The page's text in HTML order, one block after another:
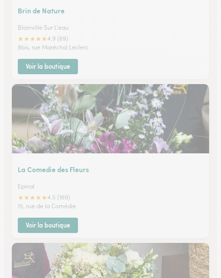
Brin de Nature
Blainville Sur L'eau
★★★★★4.9 (69)
8bis, rue Maréchal Leclerc
Voir la boutique
La Comedie des Fleurs
Epinal
★★★★★4.5 (169)
15, rue de la Comédie
Voir la boutique